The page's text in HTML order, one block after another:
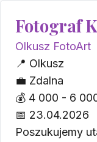
Fotograf
Olkusz FotoArt
📍 Olkusz
💼 Zdalna
💰 4 000 - 6
📅 23.04.2026
Poszukujemy